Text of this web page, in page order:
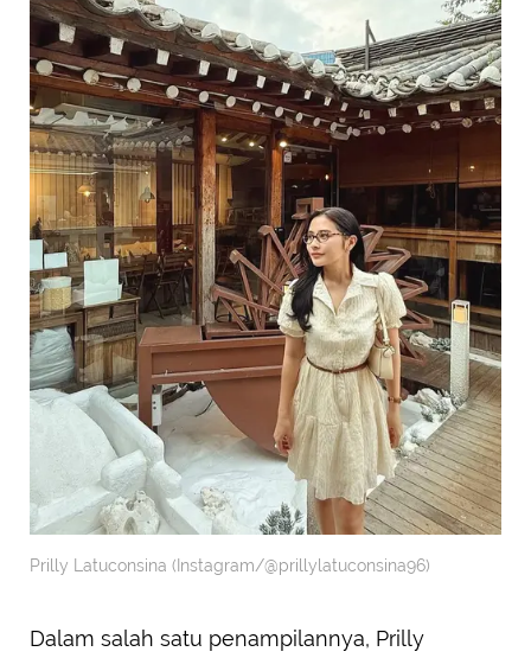
Prilly Latuconsina (Instagram/@prillylatuconsina96)
Dalam salah satu penampilannya, Prilly